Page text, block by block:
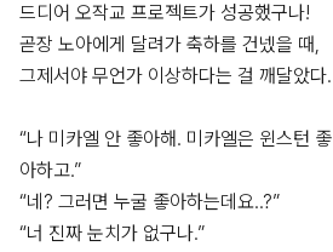
드디어 오작교 프로젝트가 성공했구나!
곧장 노아에게 달려가 축하를 건넸을 때,
그제서야 무언가 이상하다는 걸 깨달았다.
“나 미카엘 안 좋아해. 미카엘은 윈스턴 좋
아하고.”
“네? 그러면 누굴 좋아하는데요..?”
“너 진짜 눈치가 없구나.”